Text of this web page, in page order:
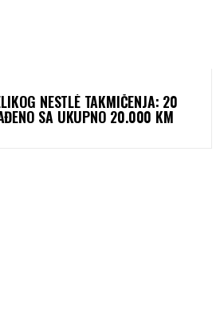
NESTLÉ TAKMIČENJA: 20
SA UKUPNO 20.000 KM